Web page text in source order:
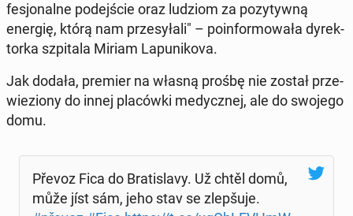
fe­sjo­nal­ne po­dej­ście oraz ludziom za po­zy­tyw­ną
energię, którą nam prze­sy­ła­li" – po­in­for­mo­wa­ła dy­rek­
tor­ka szpi­ta­la Miriam La­pu­ni­ko­va.
Jak dodała, premier na własną prośbę nie został prze­
wie­zio­ny do innej pla­ców­ki me­dycz­nej, ale do swojego
domu.
Převoz Fica do Bra­ti­sla­vy. Už chtěl domů,
může jíst sám, jeho stav se zle­pšu­je.